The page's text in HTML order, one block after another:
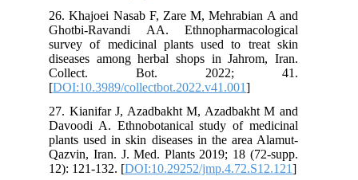
26. Khajoei Nasab F, Zare M, Mehrabian A and
Ghotbi-Ravandi AA. Ethnopharmacological
survey of medicinal plants used to treat skin
diseases among herbal shops in Jahrom, Iran.
Collect. Bot. 2022; 41.
[DOI:10.3989/collectbot.2022.v41.001
27. Kianifar J, Azadbakht M, Azadbakht M and
Davoodi A. Ethnobotanical study of medicinal
plants used in skin diseases in the area Alamut-
Qazvin, Iran. J. Med. Plants 2019; 18 (72-supp.
12): 121-132. [DOI:10.29252/jmp.4.72.S12.121